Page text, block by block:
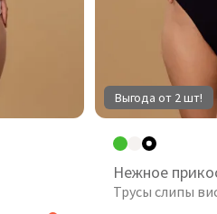
Выгода от 2 шт!
Нежное
Трусы слипы